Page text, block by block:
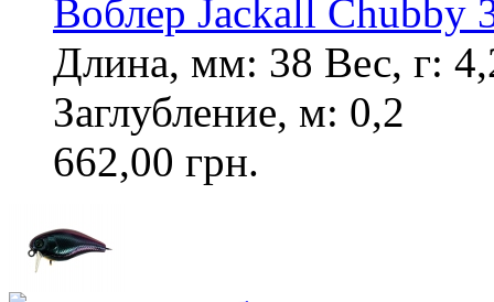
Воблер Jackall Chubby
Длина, мм: 38 Вес, г:
Заглубление, м: 0,2
662,00 грн.